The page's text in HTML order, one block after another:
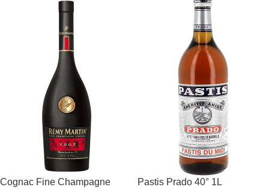
Cognac Fine Champagne
Pastis Prado 40° 1L